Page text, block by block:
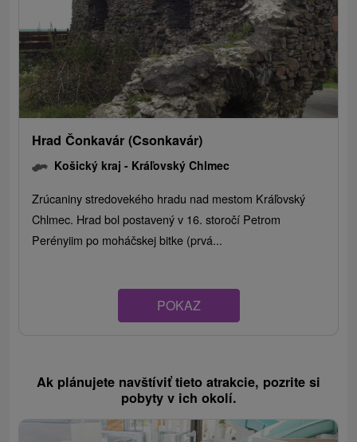
Hrad Čonkavár (Csonkavár)
Košický kraj - Kráľovský Chlmec
Zrúcaniny stredovekého hradu nad mestom Kráľovský
Chlmec. Hrad bol postavený v 16. storočí Petrom
Perényiim po moháčskej bitke (prvá...
POKAZ
Ak plánujete navštíviť tieto atrakcie, pozrite si
pobyty v ich okolí.